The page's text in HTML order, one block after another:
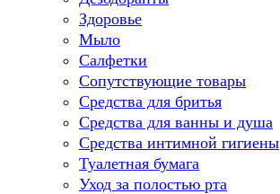
Здоровье
Мыло
Салфетки
Сопутствующие товары
Средства для бритья
Средства для ванны и душа
Средства интимной гигиены
Туалетная бумага
Уход за полостью рта